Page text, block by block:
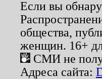
Если вы
общества,
женщин. 16+
СМИ не
Адреса сайта: